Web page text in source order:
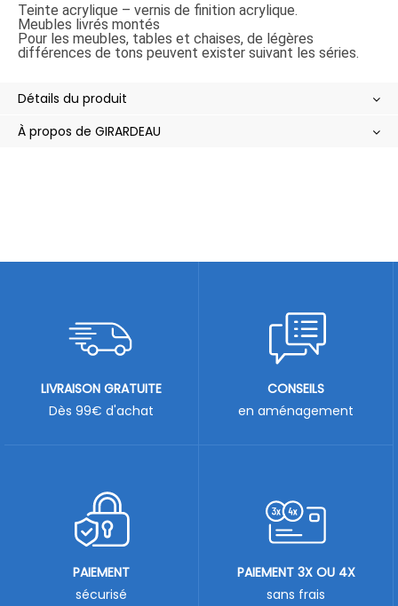
Teinte acrylique – vernis de finition acrylique.
Meubles livrés montés
Pour les meubles, tables et chaises, de légères
différences de tons peuvent exister suivant les séries.
Détails du produit
À propos de GIRARDEAU
LIVRAISON GRATUITE
Dès 99€ d'achat
CONSEILS
en aménagement
PAIEMENT
sécurisé
PAIEMENT 3X OU 4X
sans frais